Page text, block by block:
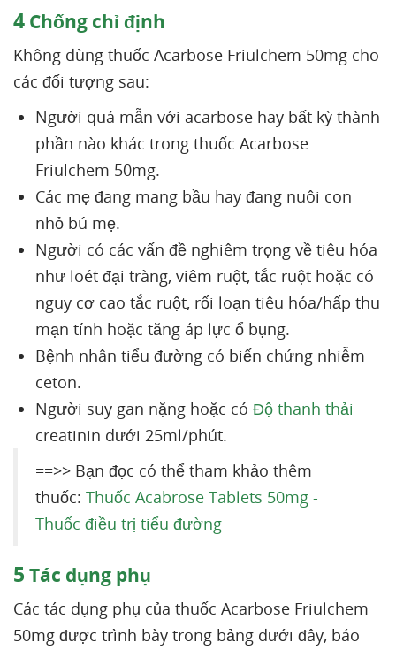
4 Chống chỉ định
Không dùng thuốc Acarbose Friulchem 50mg cho
các đối tượng sau:
Người quá mẫn với acarbose hay bất kỳ thành
phần nào khác trong thuốc Acarbose
Friulchem 50mg.
Các mẹ đang mang bầu hay đang nuôi con
nhỏ bú mẹ.
Người có các vấn đề nghiêm trọng về tiêu hóa
như loét đại tràng, viêm ruột, tắc ruột hoặc có
nguy cơ cao tắc ruột, rối loạn tiêu hóa/hấp thu
mạn tính hoặc tăng áp lực ổ bụng.
Bệnh nhân tiểu đường có biến chứng nhiễm
ceton.
Người suy gan nặng hoặc có Độ thanh thải
creatinin dưới 25ml/phút.
==>> Bạn đọc có thể tham khảo thêm
thuốc: Thuốc Acabrose Tablets 50mg -
Thuốc điều trị tiểu đường
5 Tác dụng phụ
Các tác dụng phụ của thuốc Acarbose Friulchem
50mg được trình bày trong bảng dưới đây, báo